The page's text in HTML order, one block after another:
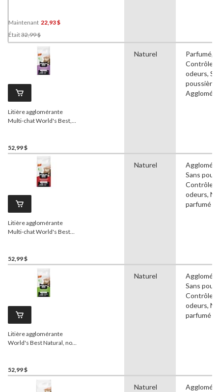
Maintenant 22,93 $
Était32,99 $
Était
32,99 $
Litière agglomérante
Multi-chat World's Best,
52,99 $
Naturel
Parfumé,
Contrôle
odeurs,
poussière,
Litière agglomérante
Multi-chat World's Best
52,99 $
Naturel
Sans
Contrôle
odeurs,
parfumé
Litière agglomérante
World's Best Natural, non
52,99 $
Naturel
Sans
Contrôle
odeurs,
parfumé
Naturel